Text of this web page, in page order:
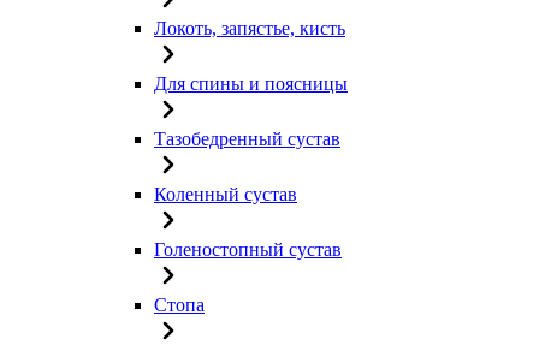
Локоть, запястье, кисть
Для спины и поясницы
Тазобедренный сустав
Коленный сустав
Голеностопный сустав
Стопа